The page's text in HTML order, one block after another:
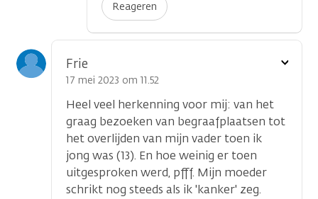
Reageren
Frie
17 mei 2023 om 11.52
Heel veel herkenning voor mij: van het
graag bezoeken van begraafplaatsen tot
het overlijden van mijn vader toen ik
jong was (13). En hoe weinig er toen
uitgesproken werd, pfff. Mijn moeder
schrikt nog steeds als ik 'kanker' zeg.
Toon